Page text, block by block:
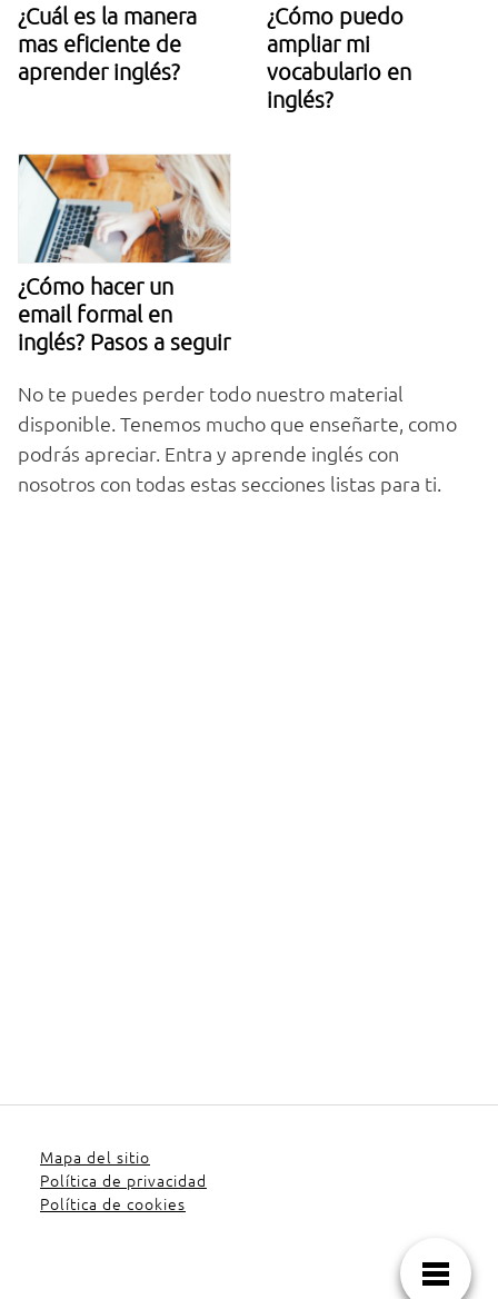
¿Cuál es la manera
mas eficiente de
aprender inglés?
¿Cómo puedo
ampliar mi
vocabulario en
inglés?
¿Cómo hacer un
email formal en
inglés? Pasos a seguir
No te puedes perder todo nuestro material
disponible. Tenemos mucho que enseñarte, como
podrás apreciar. Entra y aprende inglés con
nosotros con todas estas secciones listas para ti.
Mapa del sitio
Política de privacidad
Política de cookies